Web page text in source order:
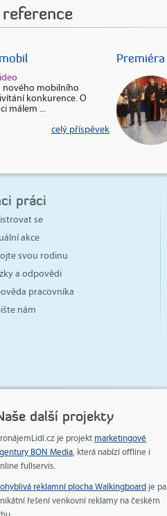
nového mobilního
konkurence. O
málem ...
celý příspěvek
práci
se
akce
svou rodinu
a odpovědi
pracovníka
nám
další projekty
je projekt marketingové
BON Media, která nabízí offline i
fullservis.
reklamní plocha Walkingboard je
řešení venkovní reklamy na českém